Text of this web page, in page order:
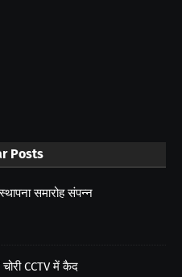
Posts
समारोह संपन्न
CCTV में कैद